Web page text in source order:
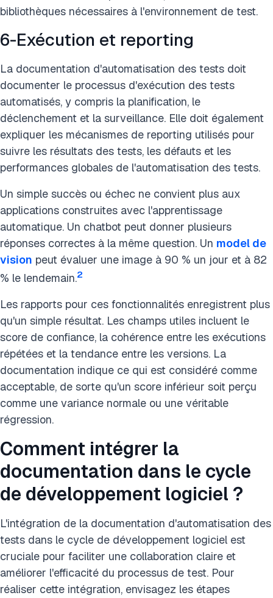
bibliothèques nécessaires à l'environnement de test.
6-Exécution et reporting
La documentation d'automatisation des tests doit
documenter le processus d'exécution des tests
automatisés, y compris la planification, le
déclenchement et la surveillance. Elle doit également
expliquer les mécanismes de reporting utilisés pour
suivre les résultats des tests, les défauts et les
performances globales de l'automatisation des tests.
Un simple succès ou échec ne convient plus aux
applications construites avec l'apprentissage
automatique. Un chatbot peut donner plusieurs
réponses correctes à la même question. Un model de
vision peut évaluer une image à 90 % un jour et à 82
% le lendemain.2
Les rapports pour ces fonctionnalités enregistrent plus
qu'un simple résultat. Les champs utiles incluent le
score de confiance, la cohérence entre les exécutions
répétées et la tendance entre les versions. La
documentation indique ce qui est considéré comme
acceptable, de sorte qu'un score inférieur soit perçu
comme une variance normale ou une véritable
régression.
Comment intégrer la
documentation dans le cycle
de développement logiciel ?
L'intégration de la documentation d'automatisation des
tests dans le cycle de développement logiciel est
cruciale pour faciliter une collaboration claire et
améliorer l'efficacité du processus de test. Pour
réaliser cette intégration, envisagez les étapes